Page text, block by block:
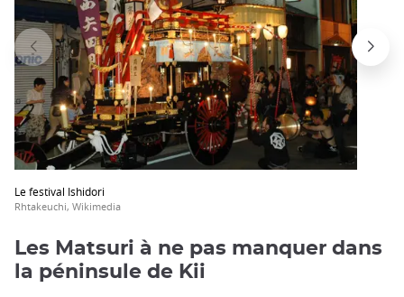
Le festival Ishidori
Rhtakeuchi, Wikimedia
Les Matsuri à ne pas manquer dans
la péninsule de Kii